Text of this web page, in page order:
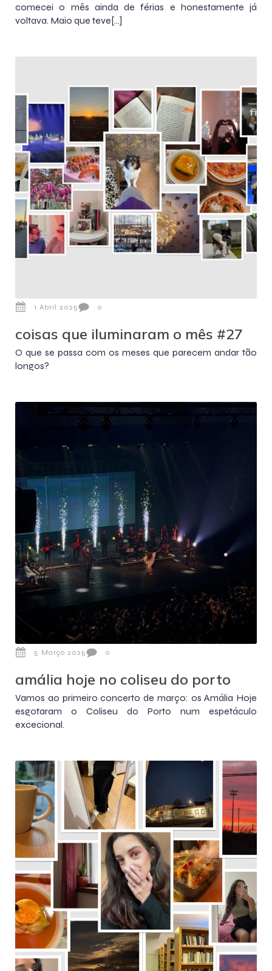
comecei o mês ainda de férias e honestamente já
voltava. Maio que teve[…]
1 Abril 2025 0
coisas que iluminaram o mês #27
O que se passa com os meses que parecem andar tão
longos?
5 Março 2025 0
amália hoje no coliseu do porto
Vamos ao primeiro concerto de março: os Amália Hoje
esgotaram o Coliseu do Porto num espetáculo
excecional.